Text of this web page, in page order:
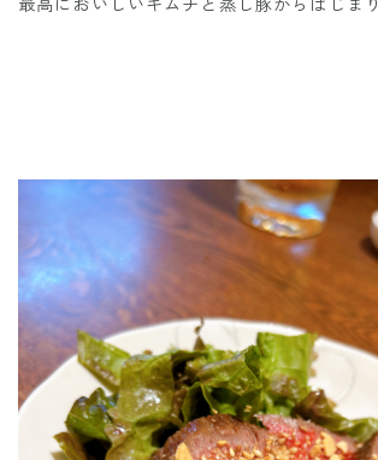
最高においしいキムチと蒸し豚からはじまり